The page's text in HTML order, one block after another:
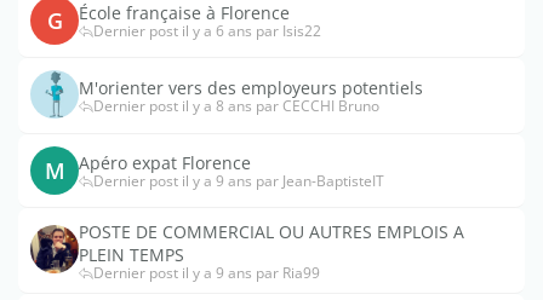
G École française à Florence
Dernier post il y a 6 ans par Isis22
M'orienter vers des employeurs potentiels
Dernier post il y a 8 ans par CECCHI Bruno
M Apéro expat Florence
Dernier post il y a 9 ans par Jean-BaptisteIT
POSTE DE COMMERCIAL OU AUTRES EMPLOIS A
PLEIN TEMPS
Dernier post il y a 9 ans par Ria99